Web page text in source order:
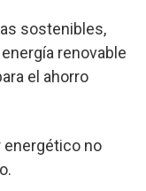
sostenibles,
renovable
el ahorro
energético no